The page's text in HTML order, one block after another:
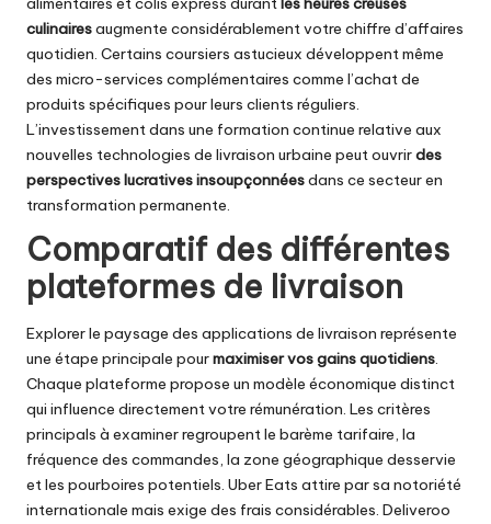
culinairesaugmente considérablement votre chiffre d’affaires
quotidien. Certains coursiers astucieux développent même
des micro-services complémentaires comme l’achat de
produits spécifiques pour leurs clients réguliers.
L’investissement dans une formation continue relative aux
nouvelles technologies de livraison urbaine peut ouvrirdes
perspectives lucratives insoupçonnéesdans ce secteur en
transformation permanente.
Comparatif des différentes
plateformes de livraison
Explorer le paysage des applications de livraison représente
une étape principale pourmaximiser vos gains quotidiens.
Chaque plateforme propose un modèle économique distinct
qui influence directement votre rémunération. Les critères
principals à examiner regroupent le barème tarifaire, la
fréquence des commandes, la zone géographique desservie
et les pourboires potentiels. Uber Eats attire par sa notoriété
internationale mais exige des frais considérables. Deliveroo